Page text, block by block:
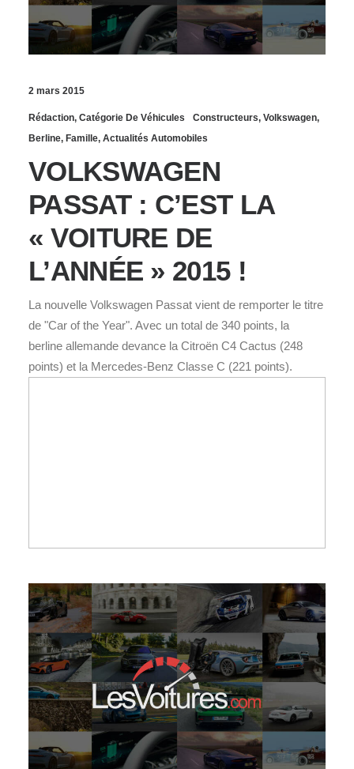
2 mars 2015
Rédaction, Catégorie De Véhicules Constructeurs, Volkswagen,
Berline, Famille, Actualités Automobiles
VOLKSWAGEN
PASSAT : C’EST LA
« VOITURE DE
L’ANNÉE » 2015 !
La nouvelle Volkswagen Passat vient de remporter le titre
de "Car of the Year". Avec un total de 340 points, la
berline allemande devance la Citroën C4 Cactus (248
points) et la Mercedes-Benz Classe C (221 points).